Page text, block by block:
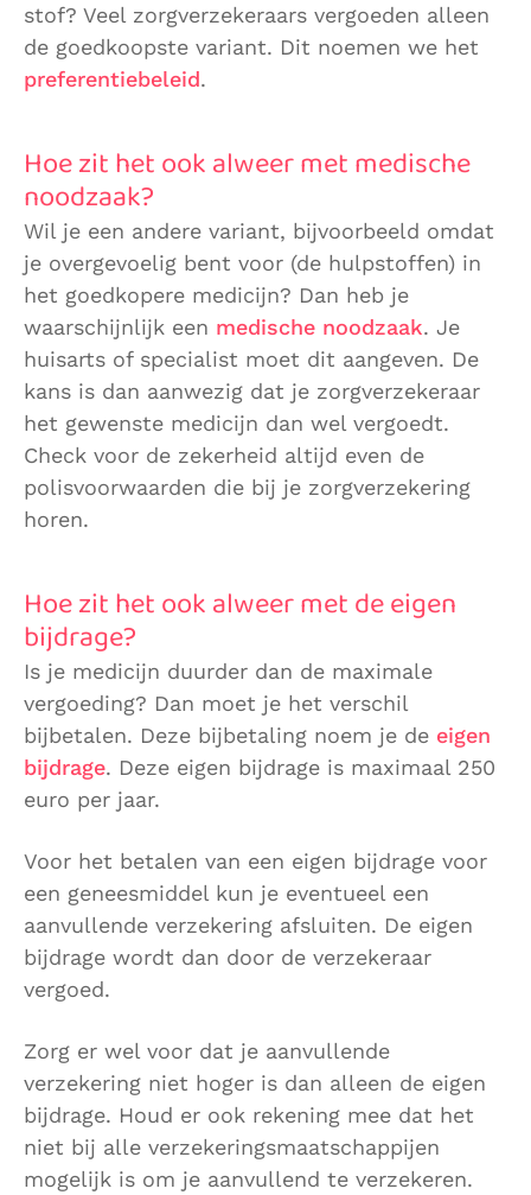
stof? Veel zorgverzekeraars vergoeden alleen
de goedkoopste variant. Dit noemen we het
preferentiebeleid.
Hoe zit het ook alweer met medische
noodzaak?
Wil je een andere variant, bijvoorbeeld omdat
je overgevoelig bent voor (de hulpstoffen) in
het goedkopere medicijn? Dan heb je
waarschijnlijk een medische noodzaak. Je
huisarts of specialist moet dit aangeven. De
kans is dan aanwezig dat je zorgverzekeraar
het gewenste medicijn dan wel vergoedt.
Check voor de zekerheid altijd even de
polisvoorwaarden die bij je zorgverzekering
horen.
Hoe zit het ook alweer met de eigen
bijdrage?
Is je medicijn duurder dan de maximale
vergoeding? Dan moet je het verschil
bijbetalen. Deze bijbetaling noem je de eigen
bijdrage. Deze eigen bijdrage is maximaal 250
euro per jaar.
Voor het betalen van een eigen bijdrage voor
een geneesmiddel kun je eventueel een
aanvullende verzekering afsluiten. De eigen
bijdrage wordt dan door de verzekeraar
vergoed.
Zorg er wel voor dat je aanvullende
verzekering niet hoger is dan alleen de eigen
bijdrage. Houd er ook rekening mee dat het
niet bij alle verzekeringsmaatschappijen
mogelijk is om je aanvullend te verzekeren.